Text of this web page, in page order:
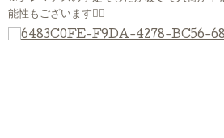
能性もございます🙇‍♂️